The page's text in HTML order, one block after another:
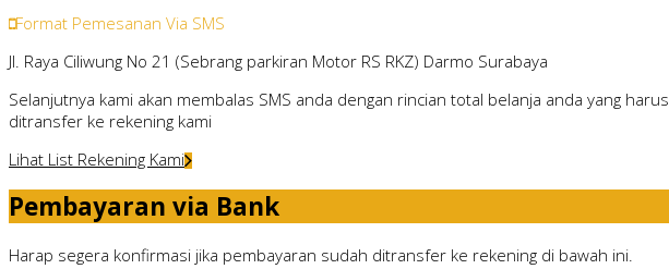
Format Pemesanan Via SMS
Jl. Raya Ciliwung No 21 (Sebrang parkiran Motor RS RKZ) Darmo Surabaya
Selanjutnya kami akan membalas SMS anda dengan rincian total belanja anda yang harus
ditransfer ke rekening kami
Lihat List Rekening Kami
Pembayaran via Bank
Harap segera konfirmasi jika pembayaran sudah ditransfer ke rekening di bawah ini.